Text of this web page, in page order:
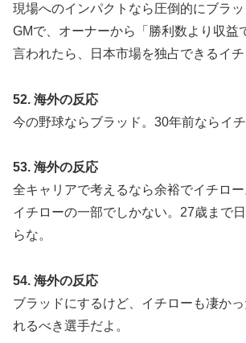
現場へのインパクトなら圧倒的にブラ
GMで、オーナーから「勝利数より収益
言われたら、日本市場を独占できるイチ
52. 海外の反応
今の野球ならブラッド。30年前ならイチ
53. 海外の反応
全キャリアで考えるなら余裕でイチロ
イチローの一部でしかない。27歳まで
らな。
54. 海外の反応
ブラッドにするけど、イチローも凄か
れるべき選手だよ。